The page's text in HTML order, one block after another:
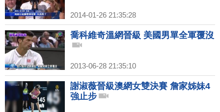
2014-01-26 21:35:28
喬科維奇溫網晉級 美國男單全軍覆沒
2013-06-28 21:35:10
謝淑薇晉級澳網女雙決賽 詹家姊妹4
強止步